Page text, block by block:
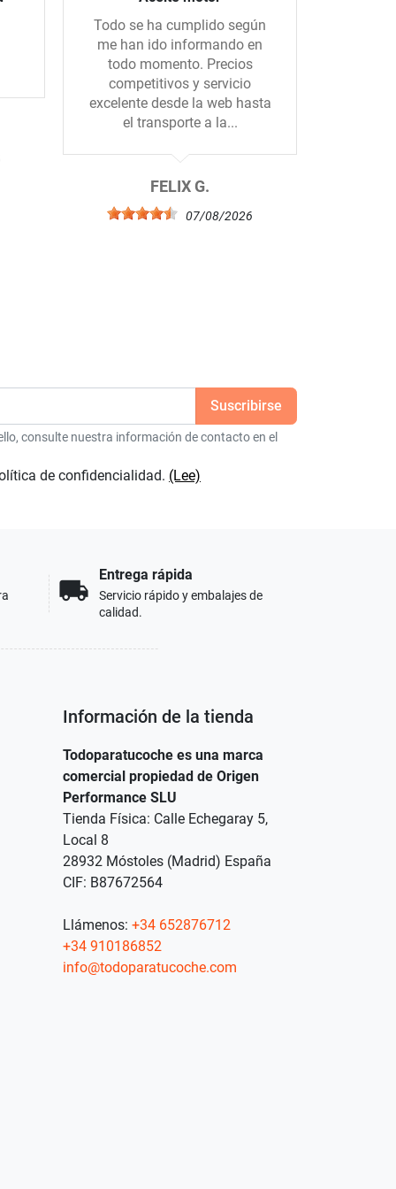
Todo se ha cumplido según
me han ido informando en
todo momento. Precios
competitivos y servicio
excelente desde la web hasta
el transporte a la...
FELIX G.
07/08/2026
consulte nuestra información de contacto en el
de confidencialidad. (Lee)
local_shipping
Entrega rápida
Servicio rápido y embalajes de
calidad.
Información de la tienda
Todoparatucoche es una marca
comercial propiedad de Origen
Performance SLU
Tienda Física: Calle Echegaray 5,
Local 8
28932 Móstoles (Madrid) España
CIF: B87672564
Llámenos: +34 652876712
+34 910186852
info@todoparatucoche.com